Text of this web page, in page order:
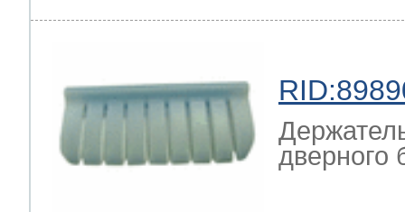
дверного